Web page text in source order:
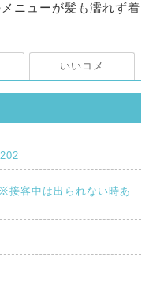
ニューが髪も濡れず着
いいコメ
接客中は出られない時あ